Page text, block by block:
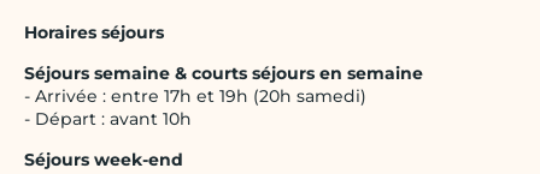
Horaires séjours
Séjours semaine & courts séjours en semaine
- Arrivée : entre 17h et 19h (20h samedi)
- Départ : avant 10h
Séjours week-end